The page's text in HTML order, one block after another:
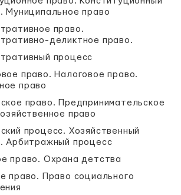
Муниципальное право
право.
деликтное право.
процесс
право. Налоговое право.
право
право. Предпринимательское
право
процесс. Хозяйственный
Арбитражный процесс
право. Охрана детства
право. Право социального